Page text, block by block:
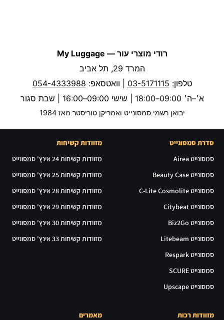
רודי מוצרי עור — My Luggage
המרד 29, תל אביב
טלפון: 03-5171115 | וואטסאפ: 054-4333988
א׳–ה׳ 09:00–18:00 | שישי 09:00–16:00 | שבת סגור
יבואן רשמי סמסונייט ואמריקן טוריסטר מאז 1984
סדרת סמסונייט
סמסונייט Airea
סמסונייט Beauty Case
סמסונייט C-Lite Cosmolite
סמסונייט Citybeat
סמסונייט Biz2Go
סמסונייט Litebeam
סמסונייט Respark
סמסונייט SCURE
סמסונייט Upscape
מזוודות קשיחות
מזוודות קשיחות 24 אינץ' סמסונייט
מזוודות קשיחות 25 אינץ' סמסונייט
מזוודות קשיחות 28 אינץ' סמסונייט
מזוודות קשיחות 29 אינץ' סמסונייט
מזוודות קשיחות 30 אינץ' סמסונייט
מזוודות קשיחות 33 אינץ' סמסונייט
מזוודות רכות
מאמרים